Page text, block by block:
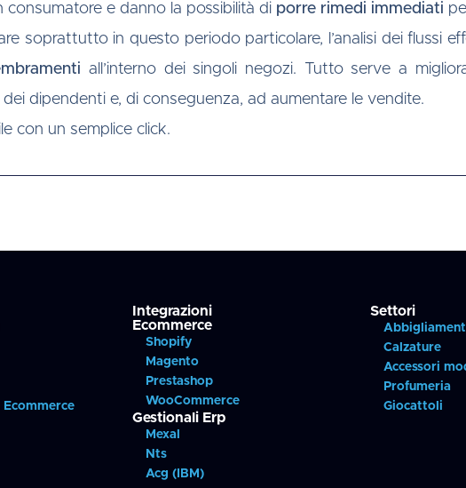
consumatore e danno la possibilità di porre rimedi immediati
soprattutto in questo periodo particolare, l’analisi dei flussi
all’interno dei singoli negozi. Tutto serve a
dipendenti e, di conseguenza, ad aumentare le vendite.
con un semplice click.
Ecommerce
Integrazioni
Ecommerce
Shopify
Magento
Prestashop
WooCommerce
Gestionali Erp
Mexal
Nts
Acg (IBM)
Settori
Calzature
Accessori
Profumeria
Giocattoli